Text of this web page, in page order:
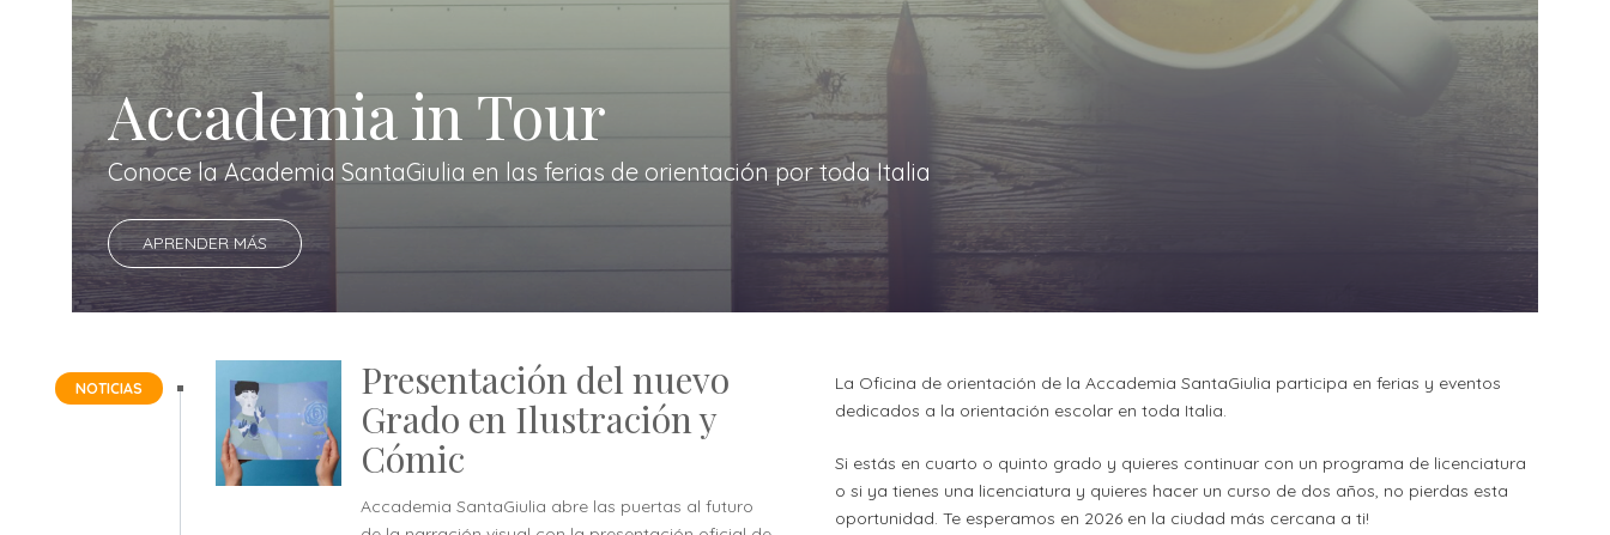
Accademia in Tour
Conoce la Academia SantaGiulia en las ferias de orientación por toda Italia
APRENDER MÁS
NOTICIAS
Presentación del nuevo
Grado en Ilustración y
Cómic
Accademia SantaGiulia abre las puertas al futuro
La Oficina de orientación de la Accademia SantaGiulia participa en ferias y eventos
dedicados a la orientación escolar en toda Italia.
Si estás en cuarto o quinto grado y quieres continuar con un programa de licenciatura
o si ya tienes una licenciatura y quieres hacer un curso de dos años, no pierdas esta
oportunidad. Te esperamos en 2026 en la ciudad más cercana a ti!